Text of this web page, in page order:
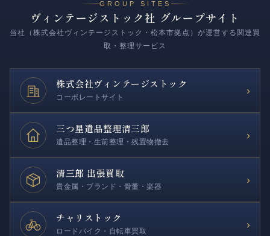
GROUP SITES
ヴィンテージストック社 グループサイト
当社（株式会社ヴィンテージストック・松本市拠点）が運営する関連買
取・整理サービス
株式会社ヴィンテージストック
コーポレートサイト
›
三つ星遺品整理清三郎
遺品整理・生前整理・残置物撤去
›
清三郎 出張買取
貴金属・ブランド・骨董・楽器
›
チャリストック
ロードバイク・自転車買取
›